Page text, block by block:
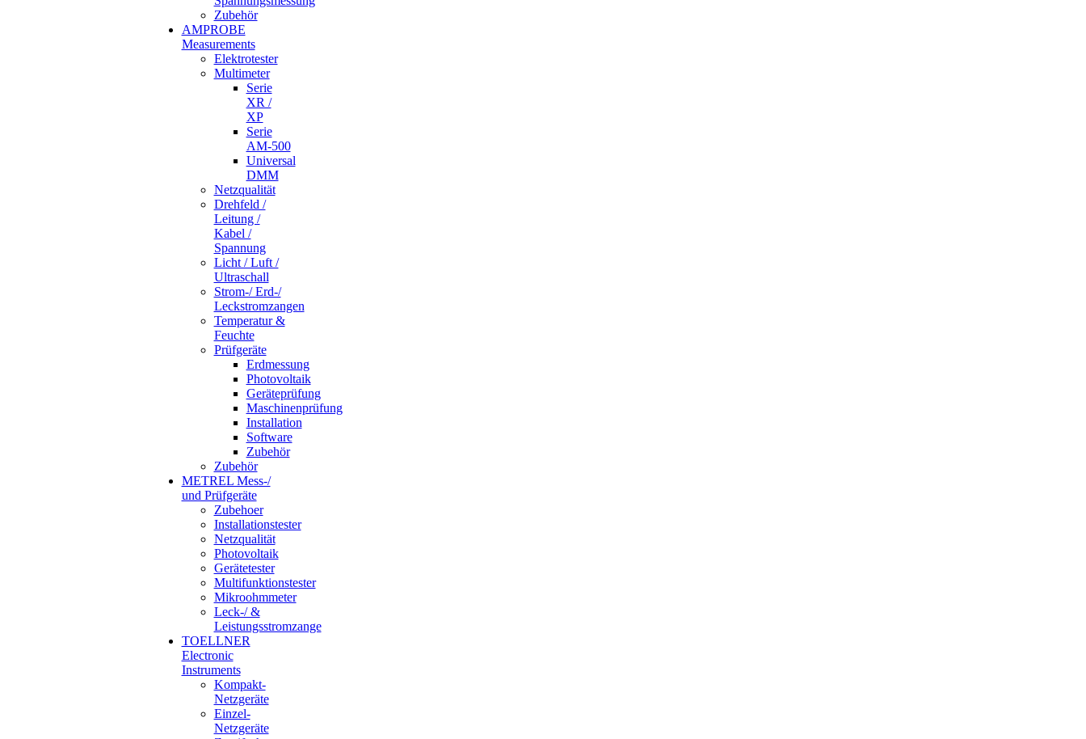
Zubehör
AMPROBE
Measurements
Elektrotester
Multimeter
Serie
XR /
XP
Serie
AM-500
Universal
DMM
Netzqualität
Drehfeld /
Leitung /
Kabel /
Spannung
Licht / Luft /
Ultraschall
Strom-/ Erd-/
Leckstromzangen
Temperatur &
Feuchte
Prüfgeräte
Erdmessung
Photovoltaik
Geräteprüfung
Maschinenprüfung
Installation
Software
Zubehör
Zubehör
METREL Mess-/
und Prüfgeräte
Zubehoer
Installationstester
Netzqualität
Photovoltaik
Gerätetester
Multifunktionstester
Mikroohmmeter
Leck-/ &
Leistungsstromzange
TOELLNER
Electronic
Instruments
Kompakt-
Netzgeräte
Einzel-
Netzgeräte